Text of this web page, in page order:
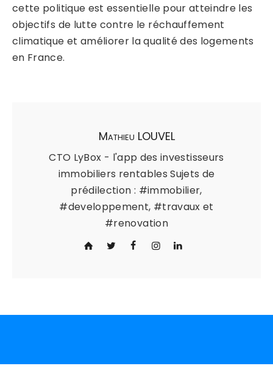
cette politique est essentielle pour atteindre les
objectifs de lutte contre le réchauffement
climatique et améliorer la qualité des logements
en France.
Mathieu LOUVEL
CTO LyBox - l'app des investisseurs
immobiliers rentables Sujets de
prédilection : #immobilier,
#developpement, #travaux et
#renovation